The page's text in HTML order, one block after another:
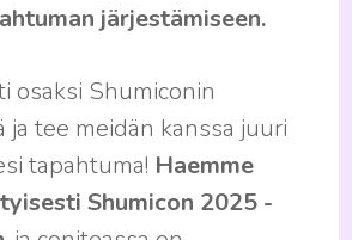
järjestämiseen.
osaksi Shumiconin
ja tee meidän kanssa juuri
tapahtuma! Haemme
Shumicon 2025 -